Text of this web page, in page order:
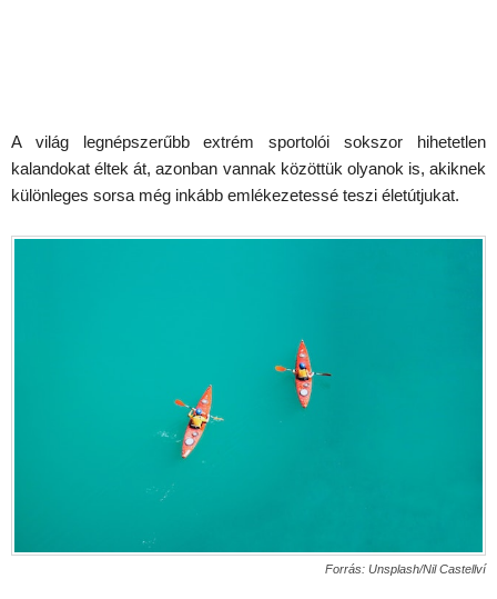
A világ legnépszerűbb extrém sportolói sokszor hihetetlen
kalandokat éltek át, azonban vannak közöttük olyanok is, akiknek
különleges sorsa még inkább emlékezetessé teszi életútjukat.
Forrás: Unsplash/Nil Castellví